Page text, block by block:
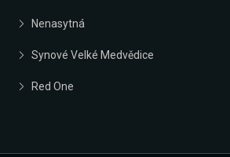
Nenasytná
Synové Velké Medvědice
Red One